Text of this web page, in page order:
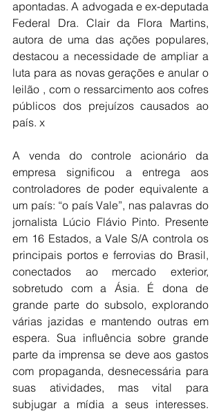
apontadas. A advogada e ex-deputada
Federal Dra. Clair da Flora Martins,
autora de uma das ações populares,
destacou a necessidade de ampliar a
luta para as novas gerações e anular o
leilão , com o ressarcimento aos cofres
públicos dos prejuízos causados ao
país. x
A venda do controle acionário da
empresa significou a entrega aos
controladores de poder equivalente a
um país: “o país Vale”, nas palavras do
jornalista Lúcio Flávio Pinto. Presente
em 16 Estados, a Vale S/A controla os
principais portos e ferrovias do Brasil,
conectados ao mercado exterior,
sobretudo com a Ásia. É dona de
grande parte do subsolo, explorando
várias jazidas e mantendo outras em
espera. Sua influência sobre grande
parte da imprensa se deve aos gastos
com propaganda, desnecessária para
suas atividades, mas vital para
subjugar a mídia a seus interesses.